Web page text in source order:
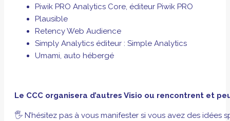
Piwik PRO Analytics Core, éditeur Piwik PRO
Plausible
Retency Web Audience
Simply Analytics éditeur : Simple Analytics
Umami, auto hébergé
Le CCC organisera d’autres Visio ou rencontrent et
🖐 N’hésitez pas à vous manifester si vous avez des